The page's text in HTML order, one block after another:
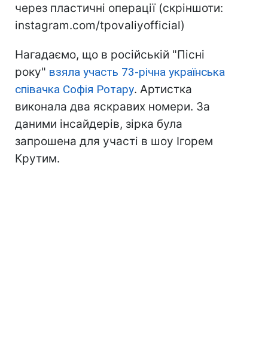
через пластичні операції (скріншоти:
instagram.com/tpovaliyofficial)
Нагадаємо, що в російській "Пісні
року" взяла участь 73-річна українська
співачка Софія Ротару. Артистка
виконала два яскравих номери. За
даними інсайдерів, зірка була
запрошена для участі в шоу Ігорем
Крутим.